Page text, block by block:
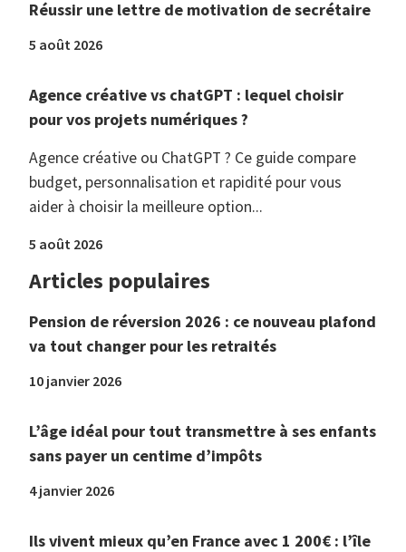
Réussir une lettre de motivation de secrétaire
5 août 2026
Agence créative vs chatGPT : lequel choisir
pour vos projets numériques ?
Agence créative ou ChatGPT ? Ce guide compare
budget, personnalisation et rapidité pour vous
aider à choisir la meilleure option...
5 août 2026
Articles populaires
Pension de réversion 2026 : ce nouveau plafond
va tout changer pour les retraités
10 janvier 2026
L’âge idéal pour tout transmettre à ses enfants
sans payer un centime d’impôts
4 janvier 2026
Ils vivent mieux qu’en France avec 1 200€ : l’île